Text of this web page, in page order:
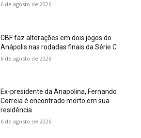
6 de agosto de 2026
CBF faz alterações em dois jogos do
Anápolis nas rodadas finais da Série C
6 de agosto de 2026
Ex-presidente da Anapolina, Fernando
Correia é encontrado morto em sua
residência
6 de agosto de 2026